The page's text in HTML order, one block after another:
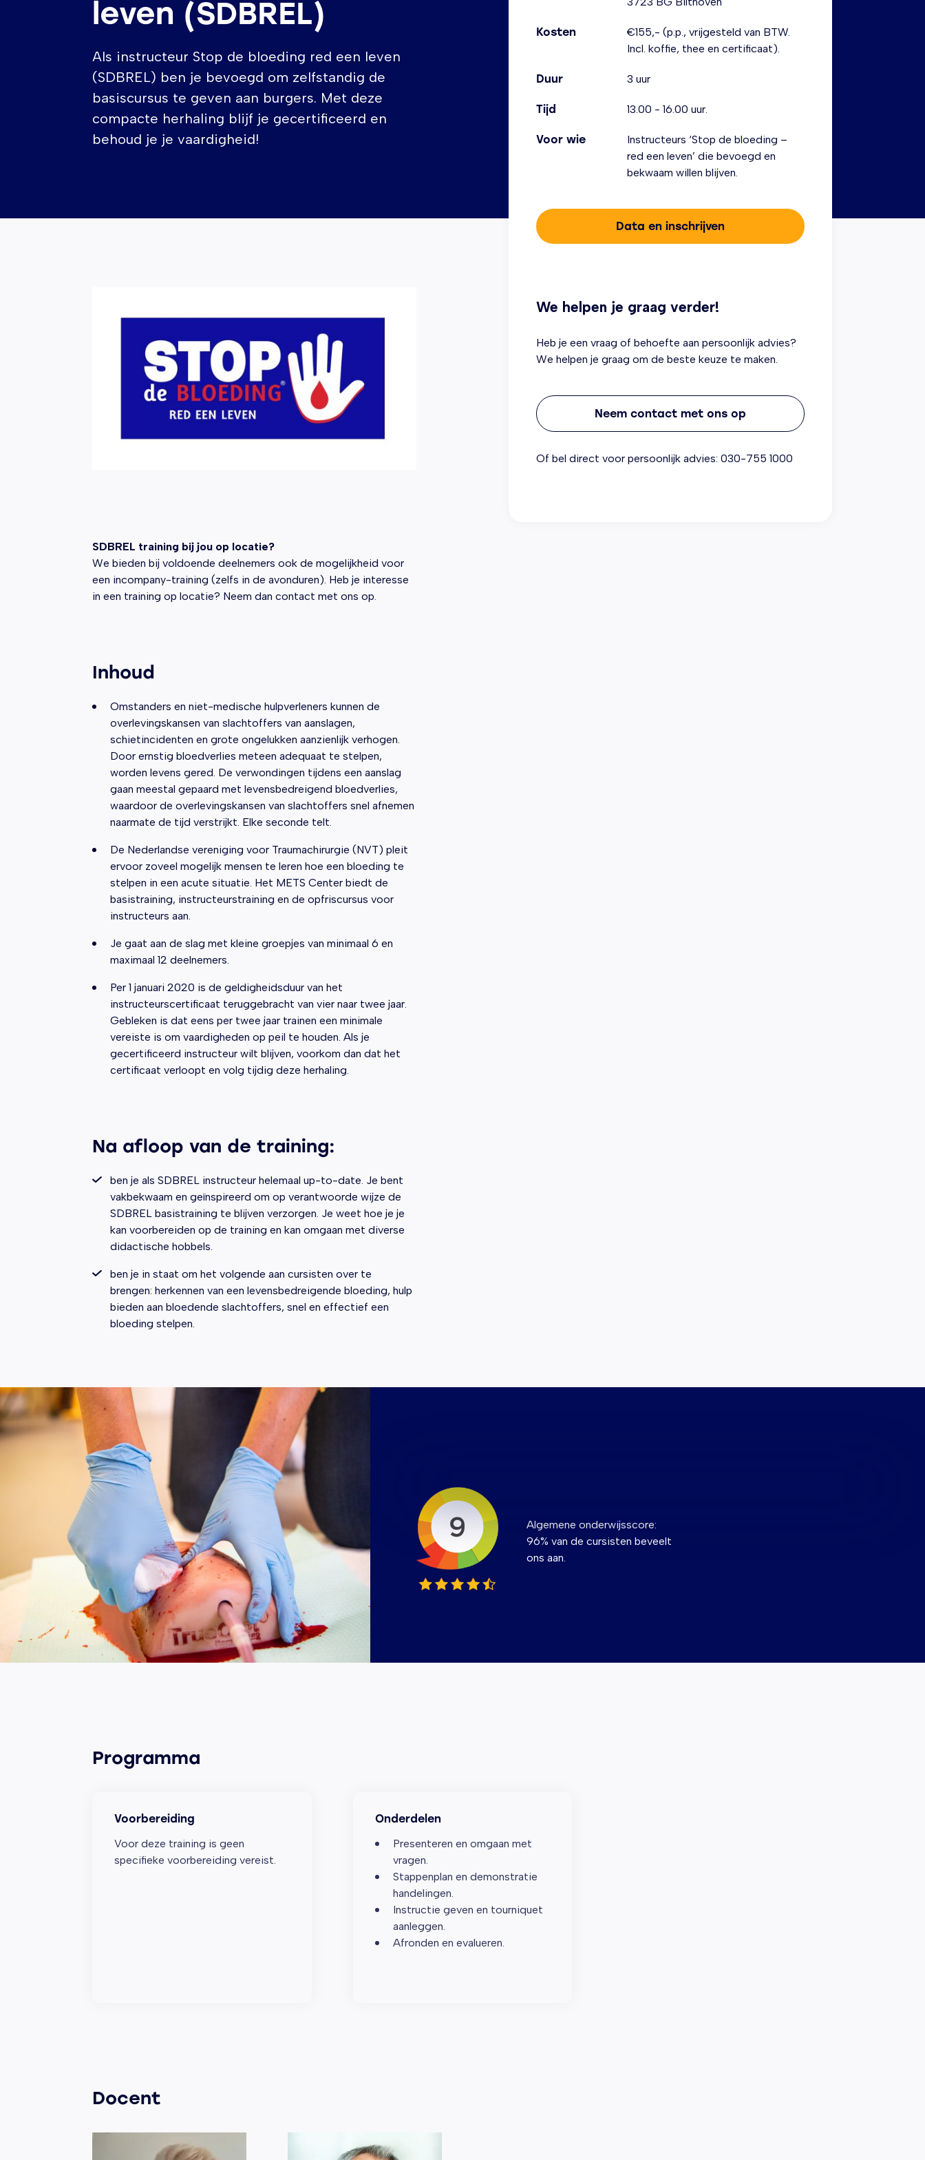
leven (SDBREL)
Als instructeur Stop de bloeding red een leven
(SDBREL) ben je bevoegd om zelfstandig de
basiscursus te geven aan burgers. Met deze
compacte herhaling blijf je gecertificeerd en
behoud je je vaardigheid!
SDBREL training bij jou op locatie?
We bieden bij voldoende deelnemers ook de mogelijkheid voor
een incompany-training (zelfs in de avonduren). Heb je interesse
in een training op locatie? Neem dan contact met ons op.
Inhoud
Omstanders en niet-medische hulpverleners kunnen de
overlevingskansen van slachtoffers van aanslagen,
schietincidenten en grote ongelukken aanzienlijk verhogen.
Door ernstig bloedverlies meteen adequaat te stelpen,
worden levens gered. De verwondingen tijdens een aanslag
gaan meestal gepaard met levensbedreigend bloedverlies,
waardoor de overlevingskansen van slachtoffers snel afnemen
naarmate de tijd verstrijkt. Elke seconde telt.
De Nederlandse vereniging voor Traumachirurgie (NVT) pleit
ervoor zoveel mogelijk mensen te leren hoe een bloeding te
stelpen in een acute situatie. Het METS Center biedt de
basistraining, instructeurstraining en de opfriscursus voor
instructeurs aan.
Je gaat aan de slag met kleine groepjes van minimaal 6 en
maximaal 12 deelnemers.
Per 1 januari 2020 is de geldigheidsduur van het
instructeurscertificaat teruggebracht van vier naar twee jaar.
Gebleken is dat eens per twee jaar trainen een minimale
vereiste is om vaardigheden op peil te houden. Als je
gecertificeerd instructeur wilt blijven, voorkom dan dat het
certificaat verloopt en volg tijdig deze herhaling.
Na afloop van de training:
ben je als SDBREL instructeur helemaal up-to-date. Je bent
vakbekwaam en geïnspireerd om op verantwoorde wijze de
SDBREL basistraining te blijven verzorgen. Je weet hoe je je
kan voorbereiden op de training en kan omgaan met diverse
didactische hobbels.
ben je in staat om het volgende aan cursisten over te
brengen: herkennen van een levensbedreigende bloeding, hulp
bieden aan bloedende slachtoffers, snel en effectief een
bloeding stelpen.
Kosten
€155,- (p.p., vrijgesteld van BTW.
Incl. koffie, thee en certificaat).
Duur 3 uur
Tijd 13.00 - 16.00 uur.
Voor wie
Instructeurs ‘Stop de bloeding –
red een leven’ die bevoegd en
bekwaam willen blijven.
Data en inschrijven
We helpen je graag verder!
Heb je een vraag of behoefte aan persoonlijk advies?
We helpen je graag om de beste keuze te maken.
Neem contact met ons op
Of bel direct voor persoonlijk advies:030-755 1000
Algemene onderwijsscore:
96% van de cursisten beveelt
ons aan.
Programma
Voorbereiding
Voor deze training is geen
specifieke voorbereiding vereist.
Onderdelen
Presenteren en omgaan met
vragen.
Stappenplan en demonstratie
handelingen.
Instructie geven en tourniquet
aanleggen.
Afronden en evalueren.
Docent